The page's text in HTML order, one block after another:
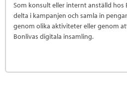
Som konsult eller internt anställd
delta i kampanjen och samla in
genom olika aktiviteter eller genom
Bonlivas digitala insamling.